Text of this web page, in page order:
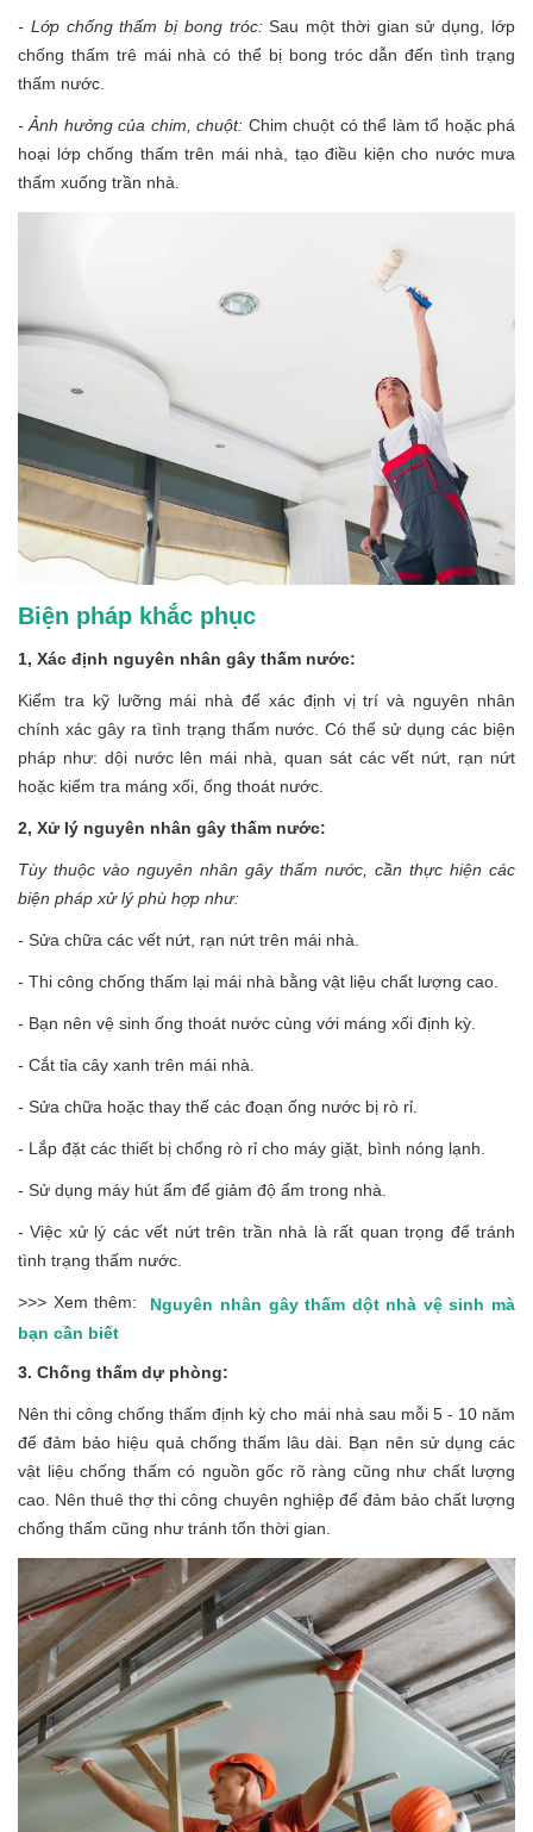
- Lớp chống thấm bị bong tróc:Sau một thời gian sử dụng, lớp
chống thấm trê mái nhà có thể bị bong tróc dẫn đến tình trạng
thấm nước.
- Ảnh hưởng của chim, chuột: Chim chuột có thể làm tổ hoặc phá
hoại lớp chống thấm trên mái nhà, tạo điều kiện cho nước mưa
thấm xuống trần nhà.
Biện pháp khắc phục
1, Xác định nguyên nhân gây thấm nước:
Kiểm tra kỹ lưỡng mái nhà để xác định vị trí và nguyên nhân
chính xác gây ra tình trạng thấm nước. Có thể sử dụng các biện
pháp như: dội nước lên mái nhà, quan sát các vết nứt, rạn nứt
hoặc kiểm tra máng xối, ống thoát nước.
2, Xử lý nguyên nhân gây thấm nước:
Tùy thuộc vào nguyên nhân gây thấm nước, cần thực hiện các
biện pháp xử lý phù hợp như:
- Sửa chữa các vết nứt, rạn nứt trên mái nhà.
- Thi công chống thấm lại mái nhà bằng vật liệu chất lượng cao.
- Bạn nên vệ sinh ống thoát nước cùng với máng xối định kỳ.
- Cắt tỉa cây xanh trên mái nhà.
- Sửa chữa hoặc thay thế các đoạn ống nước bị rò rỉ.
- Lắp đặt các thiết bị chống rò rỉ cho máy giặt, bình nóng lạnh.
- Sử dụng máy hút ẩm để giảm độ ẩm trong nhà.
- Việc xử lý các vết nứt trên trần nhà là rất quan trọng để tránh
tình trạng thấm nước.
>>> Xem thêm:
Nguyên nhân gây thấm dột nhà vệ sinh mà
bạn cần biết
3. Chống thấm dự phòng:
Nên thi công chống thấm định kỳ cho mái nhà sau mỗi 5 - 10 năm
để đảm bảo hiệu quả chống thấm lâu dài. Bạn nên sử dụng các
vật liệu chống thấm có nguồn gốc rõ ràng cũng như chất lượng
cao. Nên thuê thợ thi công chuyên nghiệp để đảm bảo chất lượng
chống thấm cũng như tránh tốn thời gian.